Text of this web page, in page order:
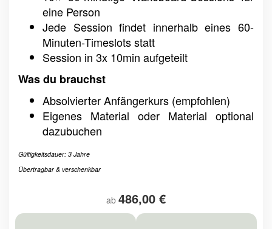
eine Person
Jede Session findet innerhalb eines 60-
Minuten-Timeslots statt
Session in 3x 10min aufgeteilt
Was du brauchst
Absolvierter Anfängerkurs (empfohlen)
Eigenes Material oder Material optional
dazubuchen
Gültigkeitsdauer: 3 Jahre
Übertragbar & verschenkbar
ab 486,00 €